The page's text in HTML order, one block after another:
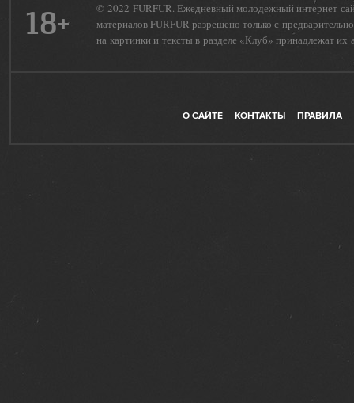
18+
© 2022 FURFUR. Ежедневный молодежный интернет-
материалов FURFUR разрешено только с
на картинки и тексты в разделе «Клуб» принадлежат их
О САЙТЕ КОНТАКТЫ ПРАВИЛА